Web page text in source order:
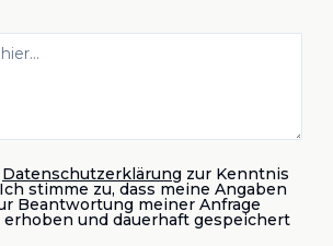
Datenschutzerklärung zur Kenntnis
stimme zu, dass meine Angaben
Beantwortung meiner Anfrage
und dauerhaft gespeichert